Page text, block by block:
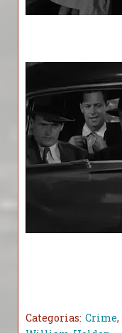
Categorias: Crime,